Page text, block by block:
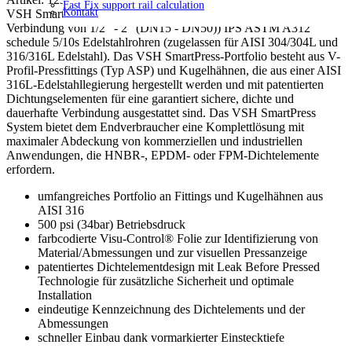
Fast Fix support rail calculation
Kontakt
VSH SmartPress ist ein innovatives Pressverbindungssystem für die
Verbindung von 1/2" - 2" (DN15 - DN50)) IPS ASTM A312
schedule 5/10s Edelstahlrohren (zugelassen für AISI 304/304L und
316/316L Edelstahl). Das VSH SmartPress-Portfolio besteht aus V-
Profil-Pressfittings (Typ ASP) und Kugelhähnen, die aus einer AISI
316L-Edelstahllegierung hergestellt werden und mit patentierten
Dichtungselementen für eine garantiert sichere, dichte und
dauerhafte Verbindung ausgestattet sind. Das VSH SmartPress
System bietet dem Endverbraucher eine Komplettlösung mit
maximaler Abdeckung von kommerziellen und industriellen
Anwendungen, die HNBR-, EPDM- oder FPM-Dichtelemente
erfordern.
umfangreiches Portfolio an Fittings und Kugelhähnen aus
AISI 316
500 psi (34bar) Betriebsdruck
farbcodierte Visu-Control® Folie zur Identifizierung von
Material/Abmessungen und zur visuellen Pressanzeige
patentiertes Dichtelementdesign mit Leak Before Pressed
Technologie für zusätzliche Sicherheit und optimale
Installation
eindeutige Kennzeichnung des Dichtelements und der
Abmessungen
schneller Einbau dank vormarkierter Einstecktiefe